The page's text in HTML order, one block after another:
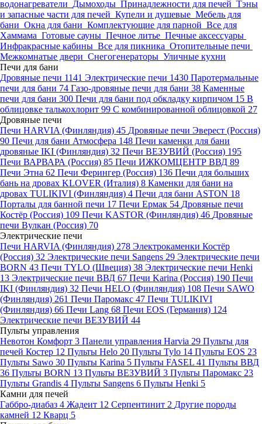
водонагреватели Дымоходы Принадлежности для печей Тэны
и запасные части для печей Купели и душевые Мебель для
бани Окна для бани Комплектующие для парной Все для
Хаммама Готовые сауны Печное литье Печные аксессуары
Инфракрасные кабины Все для пикника Отопительные печи
Межкомнатые двери Снегогенераторы Уличные кухни
Печи для бани
Дровяные печи 1141 Электрические печи 1430 Паротермальные
печи для бани 74 Газо-дровяные печи для бани 38 Каменные
печи для бани 300 Печи для бани под обкладку кирпичом 15 В
облицовке талькохлорит 99 С комбинированной облицовкой 27
Дровяные печи
Печи HARVIA (Финляндия) 45 Дровяные печи Эверест (Россия)
90 Печи для бани Атмосфера 148 Печи каменки для бани
дровяные IKI (Финляндия) 32 Печи ВЕЗУВИЙ (Россия) 195
Печи ВАРВАРА (Россия) 85 Печи ИЖКОМЦЕНТР ВВД 89
Печи Этна 62 Печи Ферингер (Россия) 136 Печи для больших
бань на дровах KLOVER (Италия) 8 Каменки для бани на
дровах TULIKIVI (Финляндия) 4 Печи для бани ASTON 18
Порталы для банной печи 17 Печи Ермак 54 Дровяные печи
Костёр (Россия) 109 Печи KASTOR (Финляндия) 46 Дровяные
печи Вулкан (Россия) 70
Электрические печи
Печи HARVIA (Финляндия) 278 Электрокаменки Костёр
(Россия) 32 Электрические печи Sangens 29 Электрические печи
BORN 43 Печи TYLO (Швеция) 38 Электрические печи Henki
13 Электрические печи ВВД 67 Печи Karina (Россия) 190 Печи
IKI (Финляндия) 32 Печи HELO (Финляндия) 108 Печи SAWO
(Финляндия) 261 Печи Паромакс 47 Печи TULIKIVI
(Финляндия) 66 Печи Lang 68 Печи EOS (Германия) 124
Электрические печи ВЕЗУВИЙ 44
Пульты управления
Невотон Комфорт 3 Панели управления Harvia 29 Пульты для
печей Костер 12 Пульты Helo 20 Пульты Tylo 14 Пульты EOS 23
Пульты Sawo 30 Пульты Karina 5 Пульты FASEL 41 Пульты ВВД
36 Пульты BORN 13 Пульты ВЕЗУВИЙ 3 Пульты Паромакс 23
Пульты Grandis 4 Пульты Sangens 6 Пульты Henki 5
Камни для печей
Габбро-диабаз 4 Жадеит 12 Серпентинит 2 Другие породы
камней 12 Кварц 5